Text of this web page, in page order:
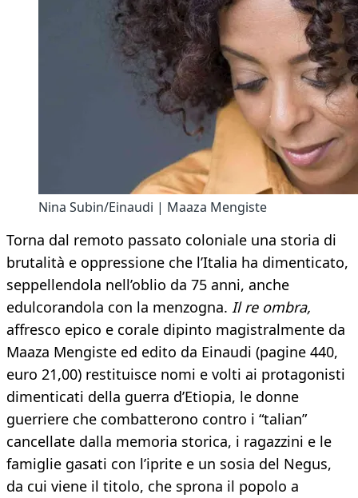
Nina Subin/Einaudi | Maaza Mengiste
Torna dal remoto passato coloniale una storia di
brutalità e oppressione che l’Italia ha dimenticato,
seppellendola nell’oblio da 75 anni, anche
edulcorandola con la menzogna. Il re ombra,
affresco epico e corale dipinto magistralmente da
Maaza Mengiste ed edito da Einaudi (pagine 440,
euro 21,00) restituisce nomi e volti ai protagonisti
dimenticati della guerra d’Etiopia, le donne
guerriere che combatterono contro i “talian”
cancellate dalla memoria storica, i ragazzini e le
famiglie gasati con l’iprite e un sosia del Negus,
da cui viene il titolo, che sprona il popolo a